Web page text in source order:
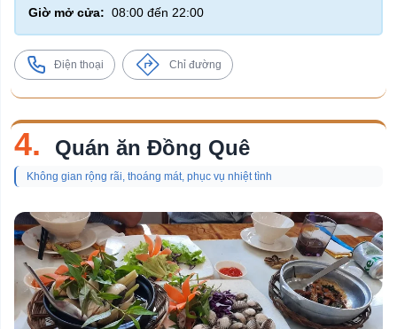
Giờ mở cửa: 08:00 đến 22:00
Điện thoại Chỉ đường
4. Quán ăn Đồng Quê
Không gian rộng rãi, thoáng mát, phục vụ nhiệt tình